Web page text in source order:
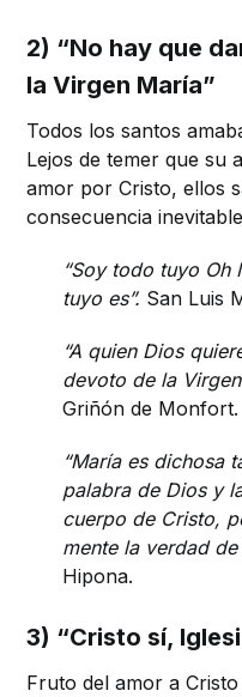
2) “No hay que
la Virgen María”
Todos los santos
Lejos de temer que su
amor por Cristo, ellos
consecuencia
“Soy todo tuyo
tuyo es”. San Luis
“A quien Dios
devoto de la Virgen
Griñón de Monfort.
“María es dichosa
palabra de Dios y
cuerpo de Cristo,
mente la verdad de
Hipona.
3) “Cristo sí,
Fruto del amor a